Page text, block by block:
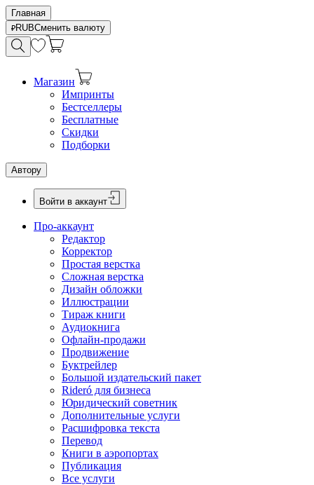
Главная
RUBСменить валюту
Магазин
Импринты
Бестселлеры
Бесплатные
Скидки
Подборки
Автору
Войти в аккаунт
Про-аккаунт
Редактор
Корректор
Простая верстка
Сложная верстка
Дизайн обложки
Иллюстрации
Тираж книги
Аудиокнига
Офлайн-продажи
Продвижение
Буктрейлер
Большой издательский пакет
Rideró для бизнеса
Юридический советник
Дополнительные услуги
Расшифровка текста
Перевод
Книги в аэропортах
Публикация
Все услуги